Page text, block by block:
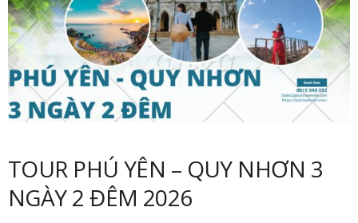
TOUR PHÚ YÊN – QUY NHƠN 3
NGÀY 2 ĐÊM 2026